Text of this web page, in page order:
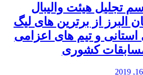
تجلیل هیئت والیبال
البرز از برترین های لیگ
استانی و تیم های اعزامی
کشوری